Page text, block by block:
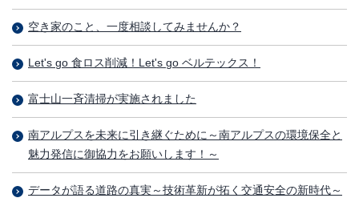
空き家のこと、一度相談してみませんか？
Let's go 食ロス削減！Let's go ベルテックス！
富士山一斉清掃が実施されました
南アルプスを未来に引き継ぐために～南アルプスの環境保全と
魅力発信に御協力をお願いします！～
データが語る道路の真実～技術革新が拓く交通安全の新時代～